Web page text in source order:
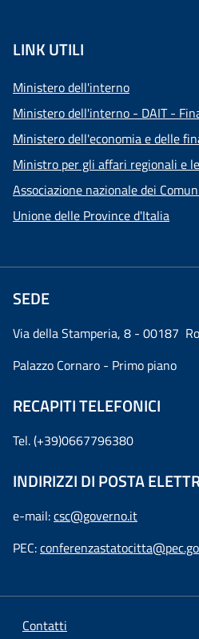
LINK UTILI
Ministero dell'interno
Ministero dell'interno - DAIT -
Ministero dell'economia e delle
Ministro per gli affari regionali e
Associazione nazionale dei
Unione delle Province d'Italia
SEDE
Via della Stamperia, 8 - 00187
Palazzo Cornaro - Primo piano
RECAPITI TELEFONICI
Tel. (+39)0667796380
INDIRIZZI DI POSTA
e-mail:csc@governo.it
PEC:
Contatti